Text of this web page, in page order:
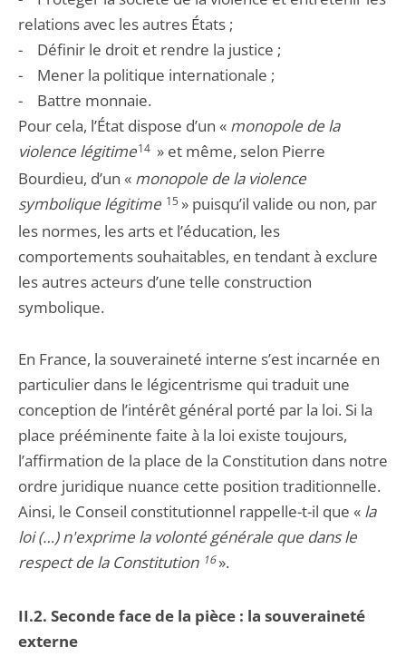
relations avec les autres États ;
- Définir le droit et rendre la justice ;
- Mener la politique internationale ;
- Battre monnaie.
Pour cela, l’État dispose d’un « monopole de la
violence légitime14» et même, selon Pierre
Bourdieu, d’un « monopole de la violence
symbolique légitime 15» puisqu’il valide ou non, par
les normes, les arts et l’éducation, les
comportements souhaitables, en tendant à exclure
les autres acteurs d’une telle construction
symbolique.
En France, la souveraineté interne s’est incarnée en
particulier dans le légicentrisme qui traduit une
conception de l’intérêt général porté par la loi. Si la
place prééminente faite à la loi existe toujours,
l’affirmation de la place de la Constitution dans notre
ordre juridique nuance cette position traditionnelle.
Ainsi, le Conseil constitutionnel rappelle-t-il que « la
loi (…) n'exprime la volonté générale que dans le
respect de la Constitution 16».
II.2. Seconde face de la pièce : la souveraineté
externe